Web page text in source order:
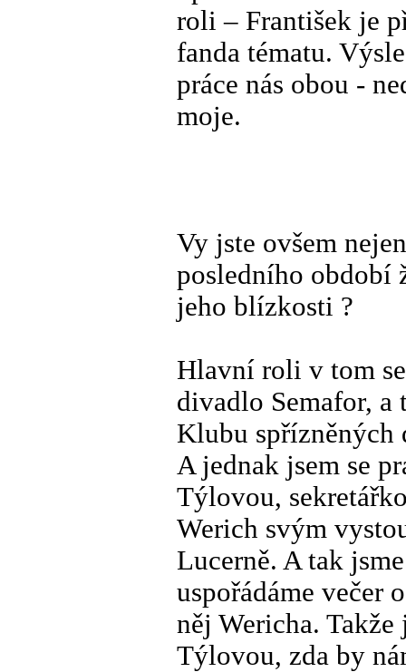
roli – František je
fanda tématu.
práce nás obou -
moje.
Vy jste ovšem
posledního období
jeho blízkosti ?
Hlavní roli v tom
divadlo Semafor, a
Klubu spřízněných
A jednak jsem se
Týlovou,
Werich svým
Lucerně. A tak
uspořádáme večer
něj Wericha.
Týlovou, zda by